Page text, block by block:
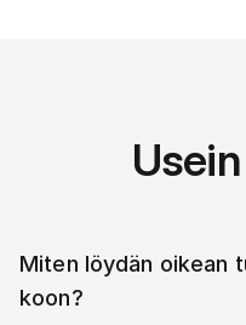
Miten löydän oikean
koon?